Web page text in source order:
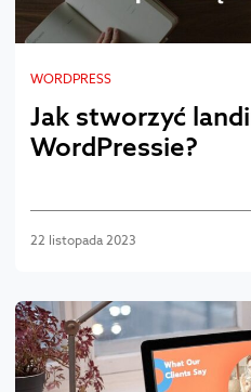
WORDPRESS
Jak stworzyć
WordPressie?
22 listopada 2023